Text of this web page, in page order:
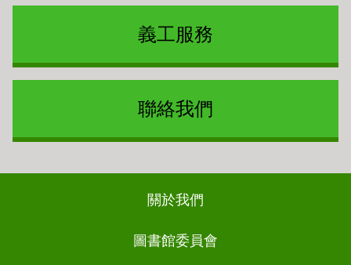
義工服務
聯絡我們
關於我們
圖書館委員會